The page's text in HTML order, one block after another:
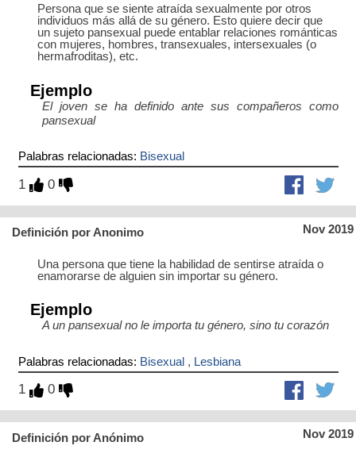
Persona que se siente atraída sexualmente por otros
individuos más allá de su género. Esto quiere decir que
un sujeto pansexual puede entablar relaciones románticas
con mujeres, hombres, transexuales, intersexuales (o
hermafroditas), etc.
Ejemplo
El joven se ha definido ante sus compañeros como
pansexual
Palabras relacionadas: Bisexual
1 0
Nov 2019
Definición por Anonimo
Una persona que tiene la habilidad de sentirse atraída o
enamorarse de alguien sin importar su género.
Ejemplo
A un pansexual no le importa tu género, sino tu corazón
Palabras relacionadas: Bisexual, Lesbiana
1 0
Nov 2019
Definición por Anónimo